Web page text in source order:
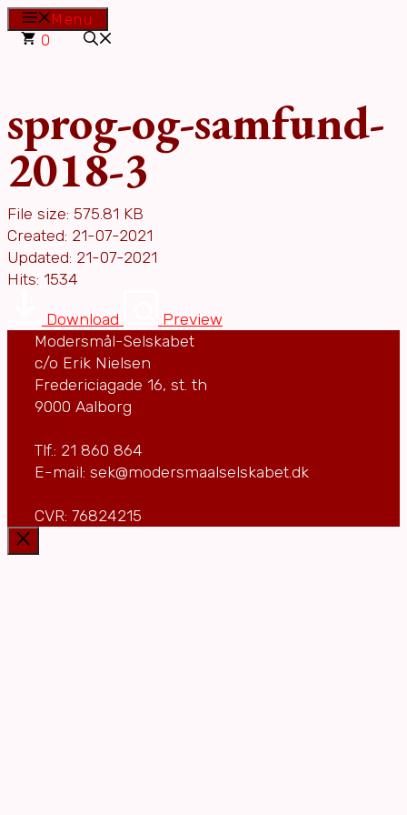
Hop
Menu
0
sprog-og-samfund-
2018-3
File size: 575.81 KB
Created: 21-07-2021
Updated: 21-07-2021
Hits: 1534
Download
Preview
Modersmål-Selskabet
c/o Erik Nielsen
Fredericiagade 16, st. th
9000 Aalborg
Tlf.: 21 860 864
E-mail: sek@modersmaalselskabet.dk
CVR: 76824215
Luk